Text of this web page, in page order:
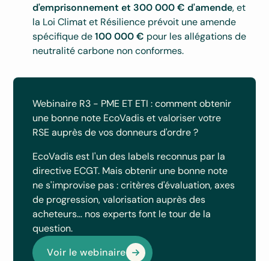
d'emprisonnement et 300 000 € d'amende, et
la Loi Climat et Résilience prévoit une amende
spécifique de100 000 € pour les allégations de
neutralité carbone non conformes.
Webinaire R3 - PME ET ETI : comment obtenir
une bonne note EcoVadis et valoriser votre
RSE auprès de vos donneurs d'ordre ?
EcoVadis est l'un des labels reconnus par la
directive ECGT. Mais obtenir une bonne note
ne s'improvise pas : critères d'évaluation, axes
de progression, valorisation auprès des
acheteurs… nos experts font le tour de la
question.
Voir le webinaire